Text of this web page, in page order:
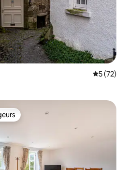
Note
5 (72)
parmi les plus aimés